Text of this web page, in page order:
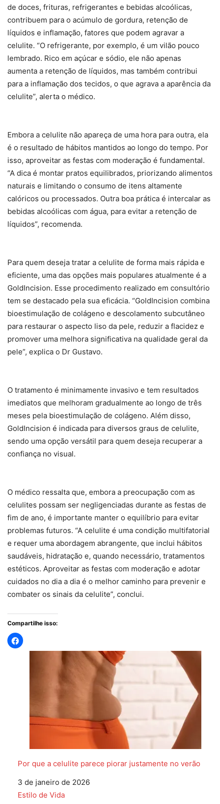
de doces, frituras, refrigerantes e bebidas alcoólicas,
contribuem para o acúmulo de gordura, retenção de
líquidos e inflamação, fatores que podem agravar a
celulite. “O refrigerante, por exemplo, é um vilão pouco
lembrado. Rico em açúcar e sódio, ele não apenas
aumenta a retenção de líquidos, mas também contribui
para a inflamação dos tecidos, o que agrava a aparência da
celulite”, alerta o médico.
Embora a celulite não apareça de uma hora para outra, ela
é o resultado de hábitos mantidos ao longo do tempo. Por
isso, aproveitar as festas com moderação é fundamental.
“A dica é montar pratos equilibrados, priorizando alimentos
naturais e limitando o consumo de itens altamente
calóricos ou processados. Outra boa prática é intercalar as
bebidas alcoólicas com água, para evitar a retenção de
líquidos”, recomenda.
Para quem deseja tratar a celulite de forma mais rápida e
eficiente, uma das opções mais populares atualmente é a
GoldIncision. Esse procedimento realizado em consultório
tem se destacado pela sua eficácia. “GoldIncision combina
bioestimulação de colágeno e descolamento subcutâneo
para restaurar o aspecto liso da pele, reduzir a flacidez e
promover uma melhora significativa na qualidade geral da
pele”, explica o Dr Gustavo.
O tratamento é minimamente invasivo e tem resultados
imediatos que melhoram gradualmente ao longo de três
meses pela bioestimulação de colágeno. Além disso,
GoldIncision é indicada para diversos graus de celulite,
sendo uma opção versátil para quem deseja recuperar a
confiança no visual.
O médico ressalta que, embora a preocupação com as
celulites possam ser negligenciadas durante as festas de
fim de ano, é importante manter o equilíbrio para evitar
problemas futuros. “A celulite é uma condição multifatorial
e requer uma abordagem abrangente, que inclui hábitos
saudáveis, hidratação e, quando necessário, tratamentos
estéticos. Aproveitar as festas com moderação e adotar
cuidados no dia a dia é o melhor caminho para prevenir e
combater os sinais da celulite”, conclui.
Compartilhe isso:
Por que a celulite parece piorar justamente no verão
Data
3 de janeiro de 2026
Em relação a
Estilo de Vida